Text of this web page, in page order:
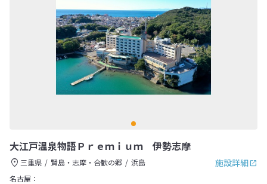
大江戸温泉物語Ｐｒｅｍｉｕｍ 伊勢志摩
施設詳細
三重県 賢島・志摩・合歓の郷
浜島
名古屋：